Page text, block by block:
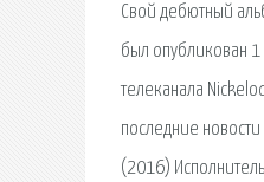
Свой дебютный
был опубликован
телеканала
последние
(2016)